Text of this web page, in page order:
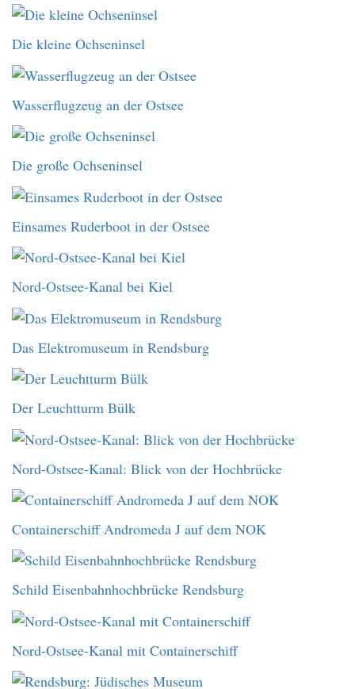
Die kleine Ochseninsel
Wasserflugzeug an der Ostsee
Die große Ochseninsel
Einsames Ruderboot in der Ostsee
Nord-Ostsee-Kanal bei Kiel
Das Elektromuseum in Rendsburg
Der Leuchtturm Bülk
Nord-Ostsee-Kanal: Blick von der Hochbrücke
Containerschiff Andromeda J auf dem NOK
Schild Eisenbahnhochbrücke Rendsburg
Nord-Ostsee-Kanal mit Containerschiff